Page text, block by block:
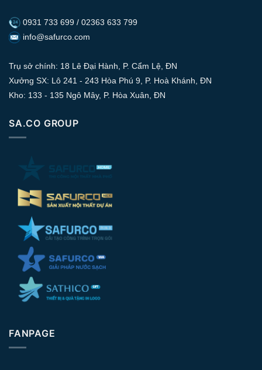
0931 733 699 / 02363 633 799
info@safurco.com
Trụ sở chính: 18 Lê Đại Hành, P. Cẩm Lệ, ĐN
Xưởng SX: Lô 241 - 243 Hòa Phú 9, P. Hoà Khánh, ĐN
Kho: 133 - 135 Ngô Mây, P. Hòa Xuân, ĐN
SA.CO GROUP
FANPAGE